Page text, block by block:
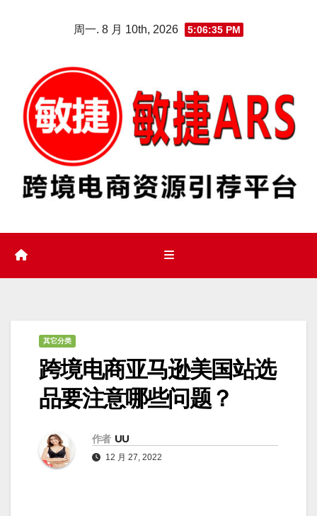
周一. 8 月 10th, 2026 5:06:36 PM
其它分类
跨境电商亚马逊美国站选
品要注意哪些问题？
作者 UU
12 月 27, 2022